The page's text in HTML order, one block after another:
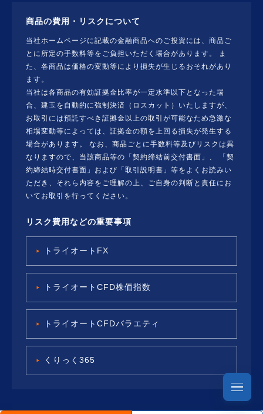
商品の費用・リスクについて
当社ホームページに記載の金融商品へのご投資には、商品ご
とに所定の手数料等をご負担いただく場合があります。 ま
た、各商品は価格の変動等により損失が生じるおそれがあり
ます。
当社は各商品の有効証拠金比率が一定水準以下となった場
合、建玉を自動的に強制決済（ロスカット）いたしますが、
お取引には預託すべき証拠金以上の取引が可能なため急激な
相場変動等によっては、証拠金の額を上回る損失が発生する
場合があります。 なお、商品ごとに手数料等及びリスクは異
なりますので、当該商品等の「契約締結前交付書面」、 「契
約締結時交付書面」および「取引説明書」等をよくお読みい
ただき、それら内容をご理解の上、ご自身の判断と責任にお
いてお取引を行ってください。
リスク費用などの重要事項
トライオートFX
トライオートCFD株価指数
トライオートCFDバラエティ
くりっく365